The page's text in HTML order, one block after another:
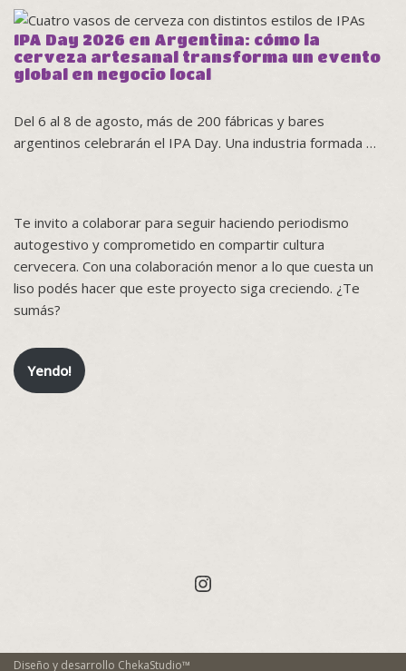
IPA Day 2026 en Argentina: cómo la
cerveza artesanal transforma un evento
global en negocio local
Del 6 al 8 de agosto, más de 200 fábricas y bares
argentinos celebrarán el IPA Day. Una industria formada …
Te invito a colaborar para seguir haciendo periodismo
autogestivo y comprometido en compartir cultura
cervecera. Con una colaboración menor a lo que cuesta un
liso podés hacer que este proyecto siga creciendo. ¿Te
sumás?
Yendo!
Diseño y desarrollo ChekaStudio™